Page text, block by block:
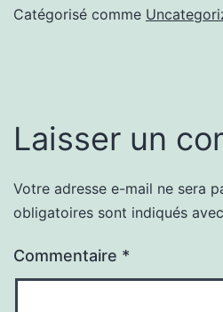
Catégorisé comme
Laisser un
Votre adresse e-mail ne sera
obligatoires sont indiqués avec
Commentaire *